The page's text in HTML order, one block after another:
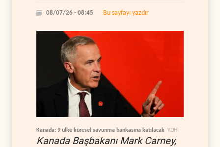
08/07/26 - 08:45 Bu sayfayı yazdır
Kanada: 9 ülke küresel savunma bankasına katılacak YDH
Kanada Başbakanı Mark Carney,